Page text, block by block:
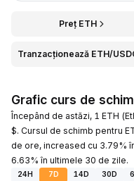
Preț ETH
Tranzacționează ETH/
Grafic curs de
Începând de astăzi, 1 ETH
$. Cursul de schimb pentru
de ore, increased cu 3.79%
6.63% în ultimele 30 de zile.
24H 7D 14D 30D